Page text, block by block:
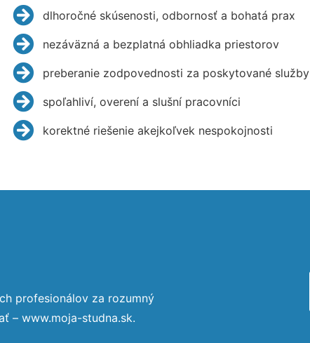
dlhoročné skúsenosti, odbornosť a bohatá prax
nezáväzná a bezplatná obhliadka priestorov
preberanie zodpovednosti za poskytované služby
spoľahliví, overení a slušní pracovníci
korektné riešenie akejkoľvek nespokojnosti
profesionálov za rozumný
– www.moja-studna.sk.